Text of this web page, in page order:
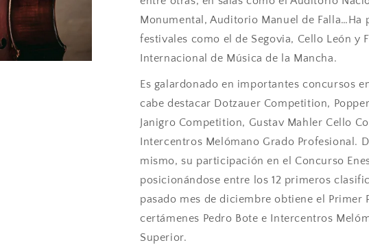
Monumental, Auditorio Manuel de Falla…Ha
festivales como el de Segovia, Cello León y
Internacional de Música de la Mancha.
Es galardonado en importantes concursos
cabe destacar Dotzauer Competition,
Janigro Competition, Gustav Mahler Cello
Intercentros Melómano Grado Profesional.
mismo, su participación en el Concurso
posicionándose entre los 12 primeros
pasado mes de diciembre obtiene el Primer
certámenes Pedro Bote e Intercentros
Superior.